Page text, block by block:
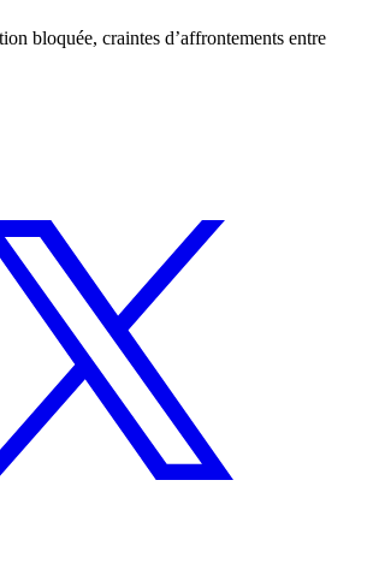
bloquée, craintes d’affrontements entre